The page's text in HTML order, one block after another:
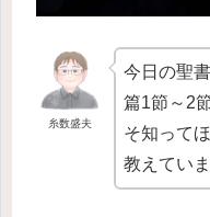
糸数盛夫
今日の聖
篇1節～2
そ知って
教えていま